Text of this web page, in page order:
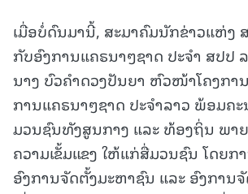
ເມື່ອບໍ່ດົນມານີ້, ສະມາຄົມນັກຂ່າວແຫ່ງ
ກັບອົງການແຄຣນາໆຊາດ ປະຈໍາ ສປປ
ນາງ ບົວຄໍາດວງປັນຍາ ຫົວໜ້າໂຄງການ
ການແຄຣນາໆຊາດ ປະຈໍາລາວ ພ້ອມຄ
ມວນຊົນທັງສູນກາງ ແລະ ທ້ອງຖິ່ນ ພາຍ
ຄວາມເຂັ້ມແຂງ ໃຫ້ແກ່ສື່ມວນຊົນ ໂດຍກ
ອົງການຈັດຕັ້ງມະຫາຊົນ ແລະ ອົງການ